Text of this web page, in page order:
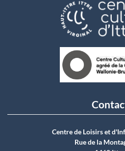
Centre de Loisirs et
Rue de la